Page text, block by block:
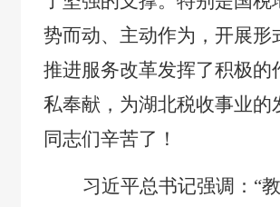
势而动、主动作为，开展
推进服务改革发挥了积极
私奉献，为湖北税收事业的
同志们辛苦了！
习近平总书记强调：“